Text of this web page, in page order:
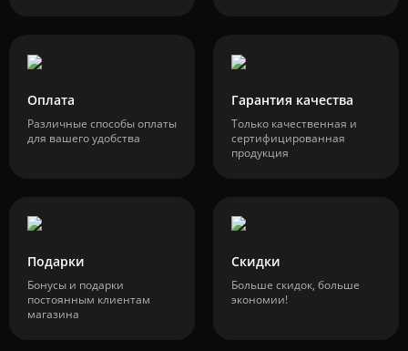
Оплата
Различные способы оплаты
для вашего удобства
Гарантия качества
Только качественная и
сертифицированная
продукция
Подарки
Бонусы и подарки
постоянным клиентам
магазина
Скидки
Больше скидок, больше
экономии!